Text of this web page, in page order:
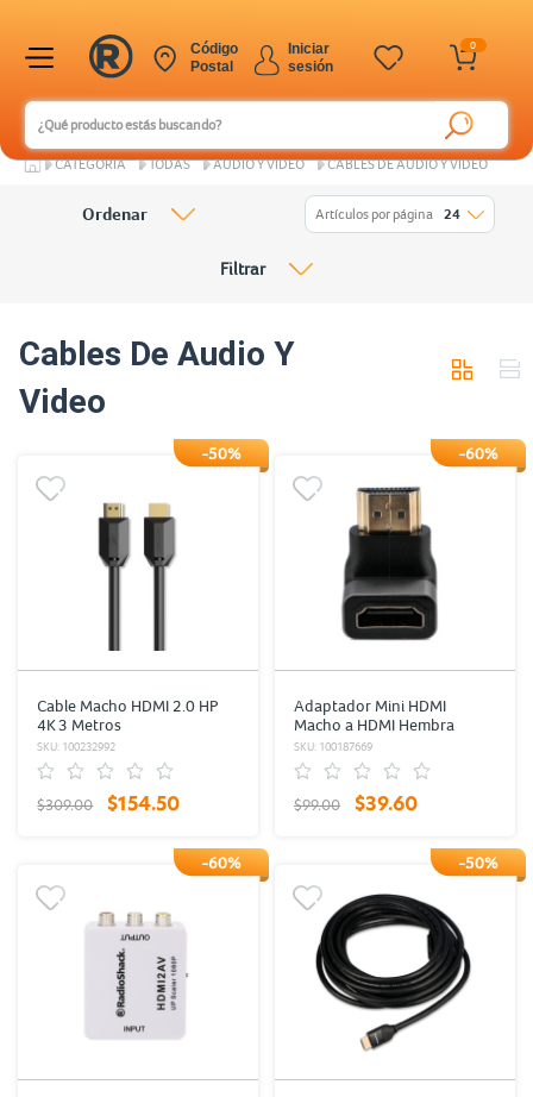
0
Iniciar
sesión
Código
Postal
CATEGORÍA TODAS AUDIO Y VIDEO CABLES DE AUDIO Y VIDEO
Cables De Audio Y
Video
Ordenar Artículos por página 24
Filtrar
-50%
Cable Macho HDMI 2.0 HP
4K 3 Metros
SKU: 100232992
$309.00 $154.50
-60%
Adaptador Mini HDMI
Macho a HDMI Hembra
RadioShack Negro
SKU: 100187669
$99.00 $39.60
-60% -50%